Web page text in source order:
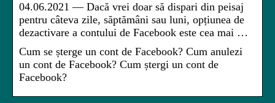
04.06.2021 — Dacă vrei doar să dispari din peisaj
pentru câteva zile, săptămâni sau luni, opțiunea de
dezactivare a contului de Facebook este cea mai …
Cum se șterge un cont de Facebook? Cum anulezi
un cont de Facebook? Cum ștergi un cont de
Facebook?